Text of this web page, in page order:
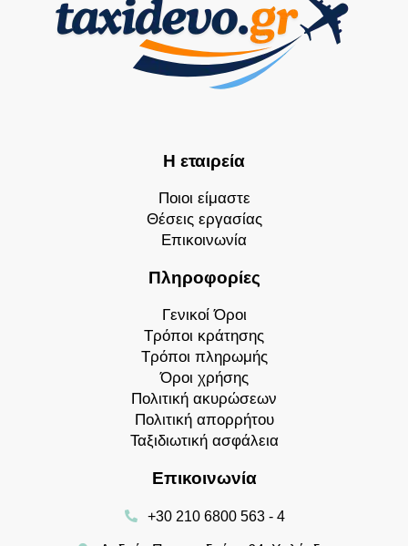
Η εταιρεία
Ποιοι είμαστε
Θέσεις εργασίας
Επικοινωνία
Πληροφορίες
Γενικοί Όροι
Τρόποι κράτησης
Τρόποι πληρωμής
Όροι χρήσης
Πολιτική ακυρώσεων
Πολιτική απορρήτου
Ταξιδιωτική ασφάλεια
Επικοινωνία
+30 210 6800 563 - 4